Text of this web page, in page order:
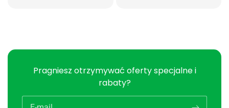
Pragniesz otrzymywać oferty specjalne i
rabaty?